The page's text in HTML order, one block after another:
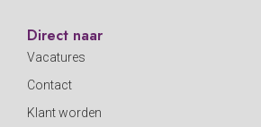
Direct naar
Vacatures
Contact
Klant worden